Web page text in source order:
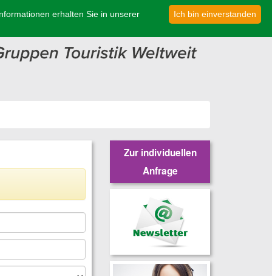
Zur individuellen
Anfrage
Ich bin einverstanden
erhalten Sie in unserer